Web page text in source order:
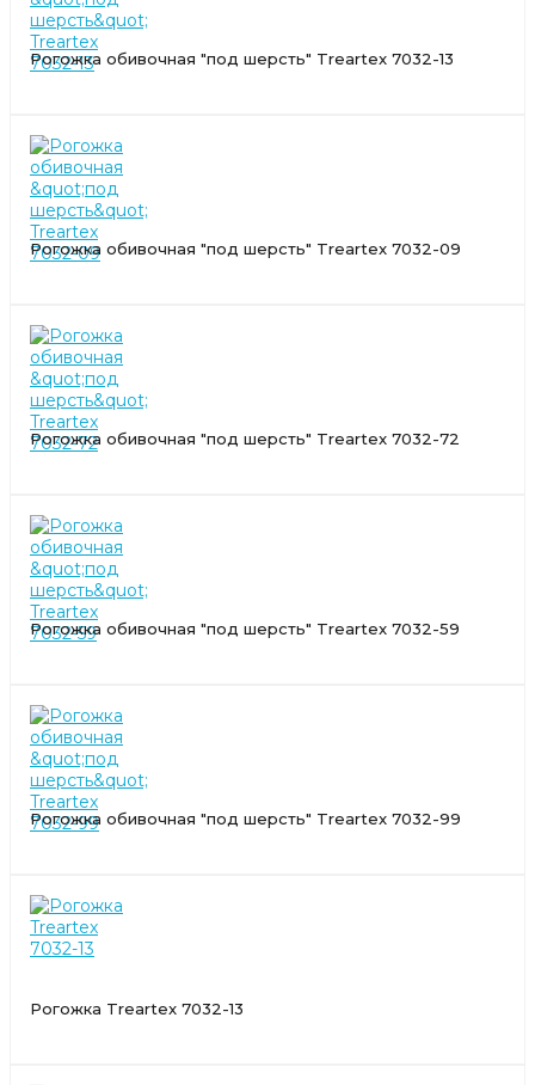
Рогожка обивочная "под шерсть" Treartex 7032-13
Рогожка обивочная "под шерсть" Treartex 7032-09
Рогожка обивочная "под шерсть" Treartex 7032-72
Рогожка обивочная "под шерсть" Treartex 7032-59
Рогожка обивочная "под шерсть" Treartex 7032-99
Рогожка Treartex 7032-13